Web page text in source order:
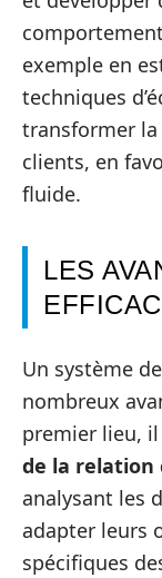
exemple en
techniques
transformer
clients, en
fluide.
LES
Un système de
nombreux
premier lieu,
de la relation
analysant les
adapter leurs
spécifiques